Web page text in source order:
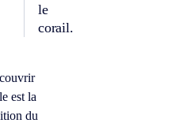
le
corail.
est la
du